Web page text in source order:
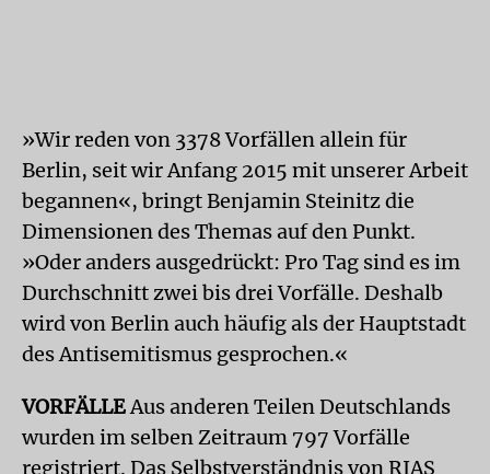
»Wir reden von 3378 Vorfällen allein für
Berlin, seit wir Anfang 2015 mit unserer Arbeit
begannen«, bringt Benjamin Steinitz die
Dimensionen des Themas auf den Punkt.
»Oder anders ausgedrückt: Pro Tag sind es im
Durchschnitt zwei bis drei Vorfälle. Deshalb
wird von Berlin auch häufig als der Hauptstadt
des Antisemitismus gesprochen.«
VORFÄLLEAus anderen Teilen Deutschlands
wurden im selben Zeitraum 797 Vorfälle
registriert. Das Selbstverständnis von RIAS